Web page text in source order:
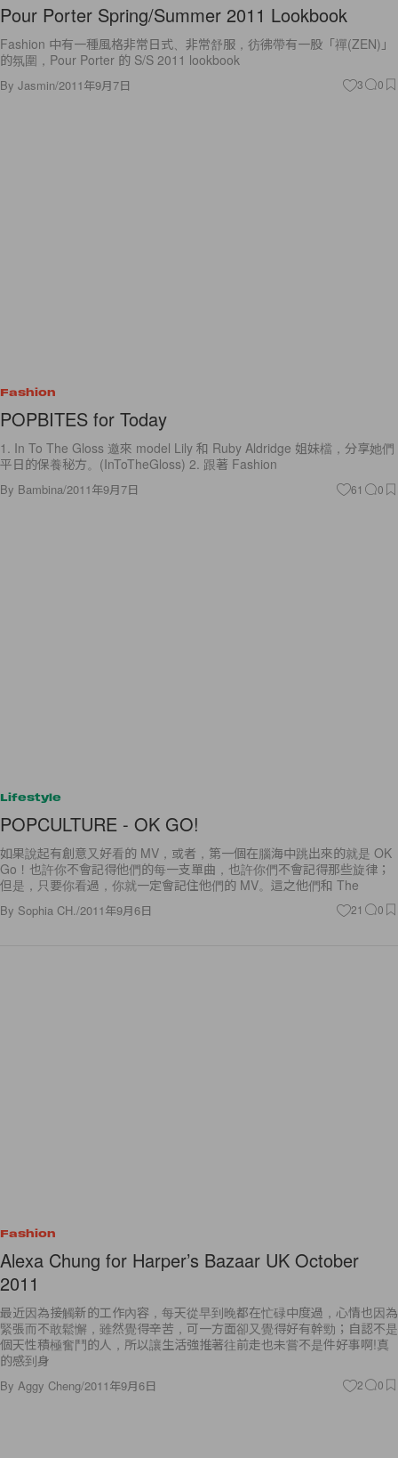
Pour Porter Spring/Summer 2011 Lookbook
Fashion 中有一種風格非常日式、非常舒服，彷彿帶有一股「禪(ZEN)」
的氛圍，Pour Porter 的 S/S 2011 lookbook
By Jasmin/2011年9月7日 3 0
Fashion
POPBITES for Today
1. In To The Gloss 邀來 model Lily 和 Ruby Aldridge 姐妹檔，分享她們
平日的保養秘方。(InToTheGloss) 2. 跟著 Fashion
By Bambina/2011年9月7日 61 0
Lifestyle
POPCULTURE - OK GO!
如果說起有創意又好看的 MV，或者，第一個在腦海中跳出來的就是 OK
Go！也許你不會記得他們的每一支單曲，也許你們不會記得那些旋律；
但是，只要你看過，你就一定會記住他們的 MV。這之他們和 The
By Sophia CH./2011年9月6日 21 0
Fashion
Alexa Chung for Harper’s Bazaar UK October
2011
最近因為接觸新的工作內容，每天從早到晚都在忙碌中度過，心情也因為
緊張而不敢鬆懈，雖然覺得辛苦，可一方面卻又覺得好有幹勁；自認不是
個天性積極奮鬥的人，所以讓生活強推著往前走也未嘗不是件好事啊!真
的感到身
By Aggy Cheng/2011年9月6日 2 0